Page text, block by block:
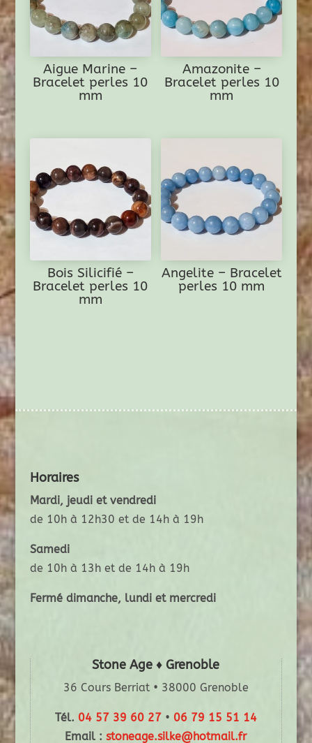
Aigue Marine –
Bracelet perles 10
mm
Amazonite –
Bracelet perles 10
mm
Bois Silicifié –
Bracelet perles 10
mm
Angelite – Bracelet
perles 10 mm
Horaires
Mardi, jeudi et vendredi
de 10h à 12h30 et de 14h à 19h
Samedi
de 10h à 13h et de 14h à 19h
Fermé dimanche, lundi et mercredi
Stone Age ♦ Grenoble
36 Cours Berriat • 38000 Grenoble
Tél. 04 57 39 60 27• 06 79 15 51 14
Email : stoneage.silke@hotmail.fr